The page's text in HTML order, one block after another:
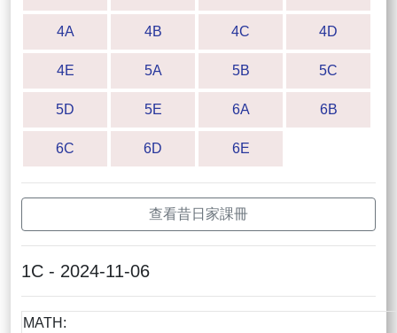
4A 4B 4C 4D
4E 5A 5B 5C
5D 5E 6A 6B
6C 6D 6E
查看昔日家課冊
1C - 2024-11-06
MATH: